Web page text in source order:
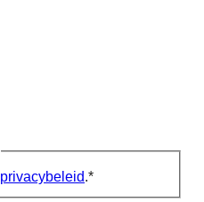
privacybeleid.*